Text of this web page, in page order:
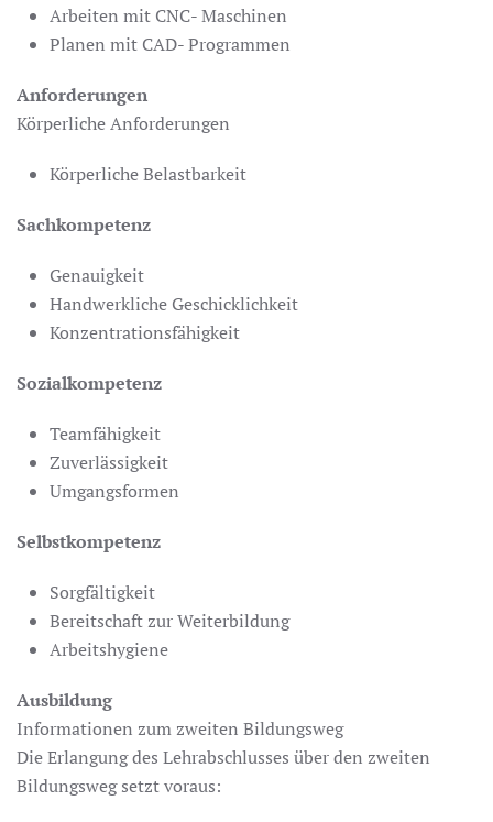
Arbeiten mit CNC- Maschinen
Planen mit CAD- Programmen
Anforderungen
Körperliche Anforderungen
Körperliche Belastbarkeit
Sachkompetenz
Genauigkeit
Handwerkliche Geschicklichkeit
Konzentrationsfähigkeit
Sozialkompetenz
Teamfähigkeit
Zuverlässigkeit
Umgangsformen
Selbstkompetenz
Sorgfältigkeit
Bereitschaft zur Weiterbildung
Arbeitshygiene
Ausbildung
Informationen zum zweiten Bildungsweg
Die Erlangung des Lehrabschlusses über den zweiten
Bildungsweg setzt voraus: